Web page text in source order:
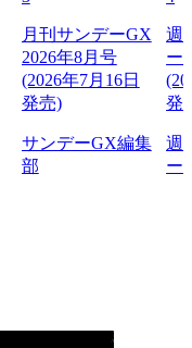
月刊サンデーGX
2026年8月号
(2026年7月16日
発売)
サンデーGX編集
部
週
ー
発
週
ー